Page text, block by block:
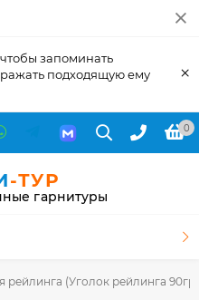
запоминать
подходящую ему
×
0
-ТУР
гарнитуры
рейлинга (Уголок рейлинга